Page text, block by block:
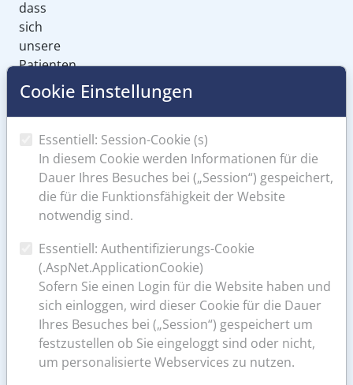
dass
sich
unsere
Patienten
wohlfühlen
sollen
und
insbesondere
endoskopischen
Untersuchungen
angst-
schmerzfrei
erleben.
Dies
wollen
auch
Cookie Einstellungen
Essentiell: Session-Cookie (s)
In diesem Cookie werden Informationen für die
Dauer Ihres Besuches bei („Session“) gespeichert,
die für die Funktionsfähigkeit der Website
notwendig sind.
Essentiell: Authentifizierungs-Cookie
(.AspNet.ApplicationCookie)
Sofern Sie einen Login für die Website haben und
sich einloggen, wird dieser Cookie für die Dauer
Ihres Besuches bei („Session“) gespeichert um
festzustellen ob Sie eingeloggt sind oder nicht,
um personalisierte Webservices zu nutzen.